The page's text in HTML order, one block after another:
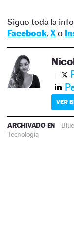
Sigue toda la
Facebook, Xo
VER
ARCHIVADO EN
Tecnología